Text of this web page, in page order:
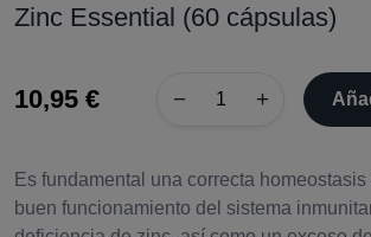
Zinc Essential (60 cápsulas)
10,95 € − +
Es fundamental una correcta homeostasis
buen funcionamiento del sistema